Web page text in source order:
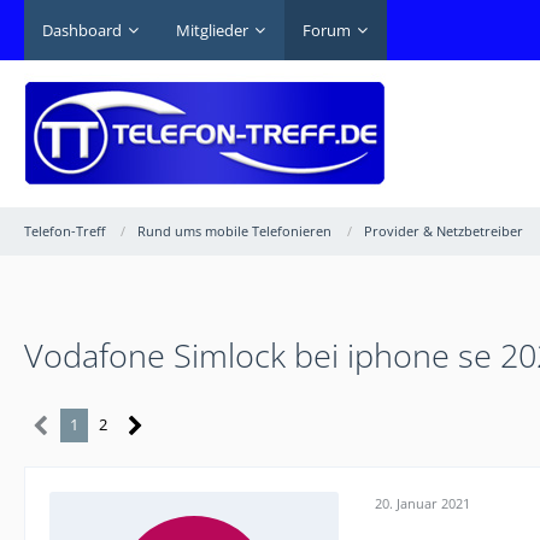
Dashboard Mitglieder Forum
Telefon-Treff Rund ums mobile Telefonieren Provider & Netzbetreiber
Vodafone Simlock bei iphone se
1 2
20. Januar 2021